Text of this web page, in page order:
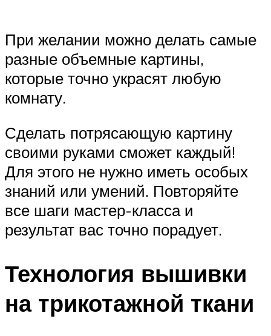
При желании можно делать самые
разные объемные картины,
которые точно украсят любую
комнату.
Сделать потрясающую картину
своими руками сможет каждый!
Для этого не нужно иметь особых
знаний или умений. Повторяйте
все шаги мастер-класса и
результат вас точно порадует.
Технология вышивки
на трикотажной ткани